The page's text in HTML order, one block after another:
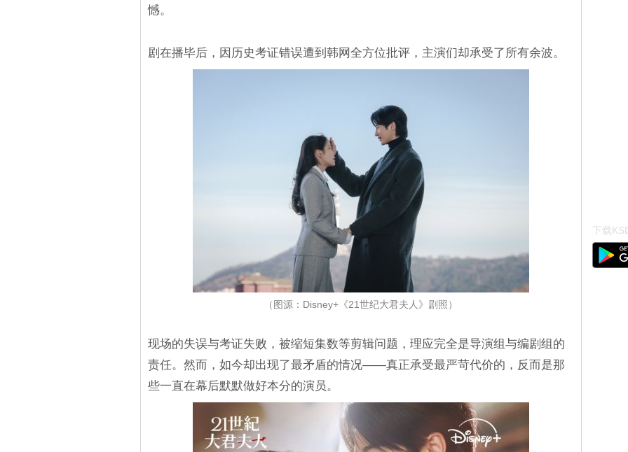
憾。
剧在播毕后，因历史考证错误遭到韩网全方位批评，主演们却承受了所有余波。
（图源：Disney+《21世纪大君夫人》剧照）
现场的失误与考证失败，被缩短集数等剪辑问题，理应完全是导演组与编剧组的
责任。然而，如今却出现了最矛盾的情况——真正承受最严苛代价的，反而是那
些一直在幕后默默做好本分的演员。
下载